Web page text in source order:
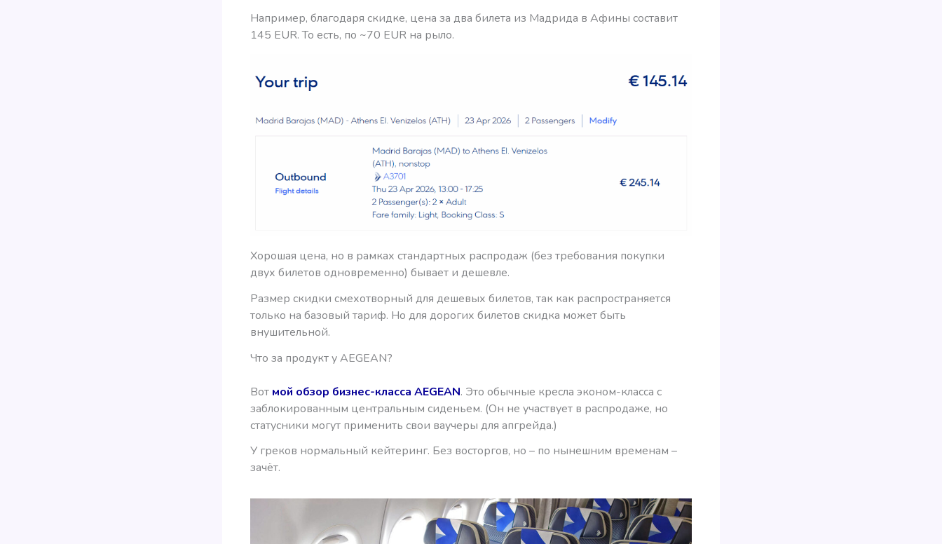
Например, благодаря скидке, цена за два билета из Мадрида в Афины составит
145 EUR. То есть, по ~70 EUR на рыло.
Хорошая цена, но в рамках стандартных распродаж (без требования покупки
двух билетов одновременно) бывает и дешевле.
Размер скидки смехотворный для дешевых билетов, так как распространяется
только на базовый тариф. Но для дорогих билетов скидка может быть
внушительной.
Что за продукт у AEGEAN?
Вот мой обзор бизнес-класса AEGEAN. Это обычные кресла эконом-класса с
заблокированным центральным сиденьем. (Он не участвует в распродаже, но
статусники могут применить свои ваучеры для апгрейда.)
У греков нормальный кейтеринг. Без восторгов, но – по нынешним временам –
зачёт.